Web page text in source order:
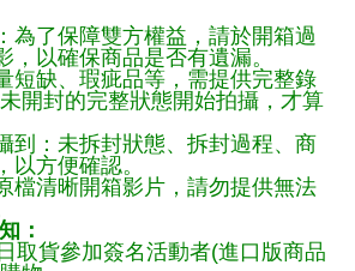
為了保障雙方權益，請於開箱過
，以確保商品是否有遺漏。
短缺、瑕疵品等，需提供完整錄
開封的完整狀態開始拍攝，才算
到：未拆封狀態、拆封過程、商
以方便確認。
檔清晰開箱影片，請勿提供無法
：
取貨參加簽名活動者(進口版商品